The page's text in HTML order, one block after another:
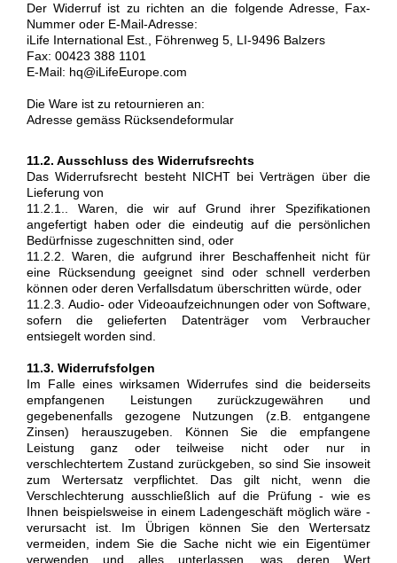
Der Widerruf ist zu richten an die folgende Adresse, Fax-
Nummer oder E-Mail-Adresse:
iLife International Est., Föhrenweg 5, LI-9496 Balzers
Fax: 00423 388 1101
E-Mail: hq@iLifeEurope.com
Die Ware ist zu retournieren an:
Adresse gemäss Rücksendeformular
11.2. Ausschluss des Widerrufsrechts
Das Widerrufsrecht besteht NICHT bei Verträgen über die
Lieferung von
11.2.1.. Waren, die wir auf Grund ihrer Spezifikationen
angefertigt haben oder die eindeutig auf die persönlichen
Bedürfnisse zugeschnitten sind, oder
11.2.2. Waren, die aufgrund ihrer Beschaffenheit nicht für
eine Rücksendung geeignet sind oder schnell verderben
können oder deren Verfallsdatum überschritten würde, oder
11.2.3. Audio- oder Videoaufzeichnungen oder von Software,
sofern die gelieferten Datenträger vom Verbraucher
entsiegelt worden sind.
11.3. Widerrufsfolgen
Im Falle eines wirksamen Widerrufes sind die beiderseits
empfangenen Leistungen zurückzugewähren und
gegebenenfalls gezogene Nutzungen (z.B. entgangene
Zinsen) herauszugeben. Können Sie die empfangene
Leistung ganz oder teilweise nicht oder nur in
verschlechtertem Zustand zurückgeben, so sind Sie insoweit
zum Wertersatz verpflichtet. Das gilt nicht, wenn die
Verschlechterung ausschließlich auf die Prüfung - wie es
Ihnen beispielsweise in einem Ladengeschäft möglich wäre -
verursacht ist. Im Übrigen können Sie den Wertersatz
vermeiden, indem Sie die Sache nicht wie ein Eigentümer
verwenden und alles unterlassen, was deren Wert